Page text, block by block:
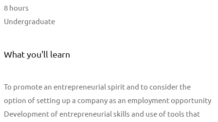
8 hours
Undergraduate
What you'll learn
To promote an entrepreneurial spirit and to consider the
option of setting up a company as an employment opportunity
Development of entrepreneurial skills and use of tools that